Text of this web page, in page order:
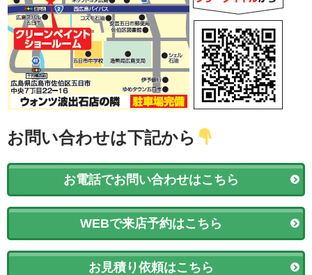
お問い合わせは下記から
お電話でお問い合わせはこちら
WEBで来店予約はこちら
お見積り依頼はこちら